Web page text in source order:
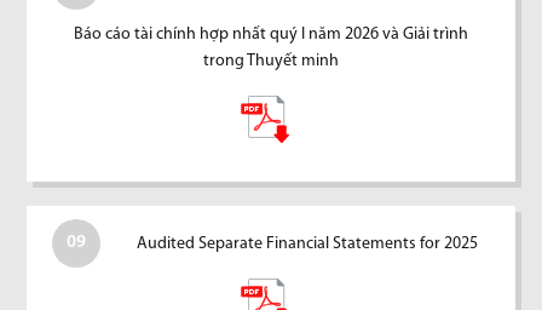
Báo cáo tài chính hợp nhất quý I năm 2026 và Giải trình
trong Thuyết minh
09 Audited Separate Financial Statements for 2025